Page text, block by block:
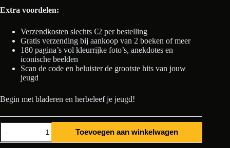
Extra voordelen:
Verzendkosten slechts €2 per bestelling
Gratis verzending bij aankoop van 2 boeken of meer
180 pagina’s vol kleurrijke foto’s, anekdotes en
iconische beelden
Scan de code en beluister de grootste hits van jouw
jeugd
Begin met bladeren en herbeleef je jeugd!
Mijn
Eerste
18
Toevoegen aan winkelwagen